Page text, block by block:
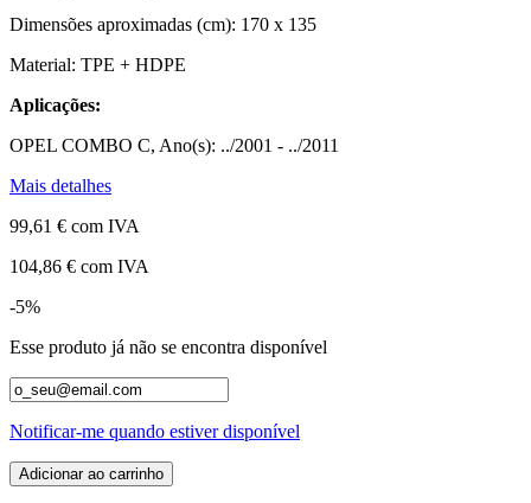
Dimensões aproximadas (cm): 170 x 135
Material: TPE + HDPE
Aplicações:
OPEL COMBO C, Ano(s): ../2001 - ../2011
Mais detalhes
99,61 € com IVA
104,86 € com IVA
-5%
Esse produto já não se encontra disponível
Notificar-me quando estiver disponível
Adicionar ao carrinho